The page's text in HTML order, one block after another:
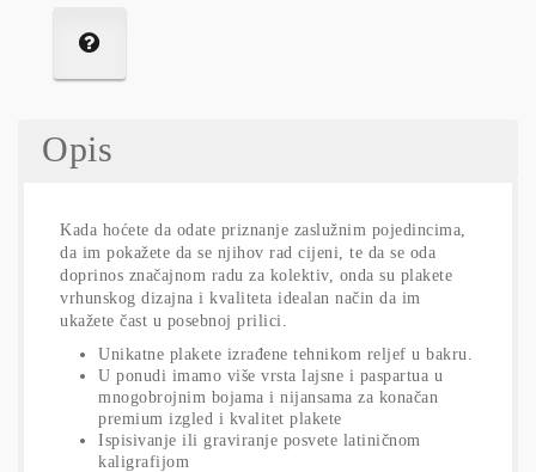
Opis
Kada hoćete da odate priznanje zaslužnim pojedincima,
da im pokažete da se njihov rad cijeni, te da se oda
doprinos značajnom radu za kolektiv, onda su plakete
vrhunskog dizajna i kvaliteta idealan način da im
ukažete čast u posebnoj prilici.
Unikatne plakete izrađene tehnikom reljef u bakru.
U ponudi imamo više vrsta lajsne i paspartua u
mnogobrojnim bojama i nijansama za konačan
premium izgled i kvalitet plakete
Ispisivanje ili graviranje posvete latiničnom
kaligrafijom